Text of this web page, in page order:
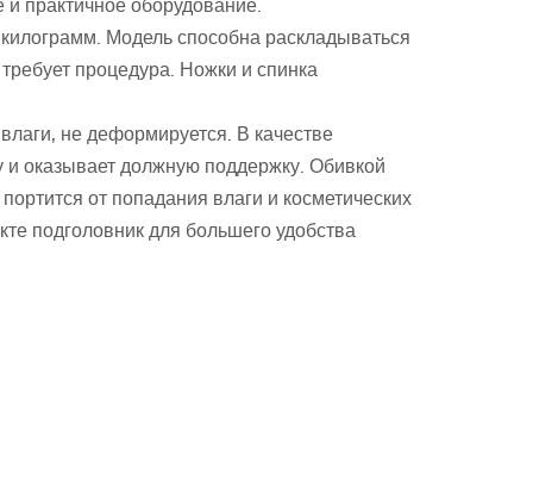
практичное оборудование.
Модель способна раскладываться
процедура. Ножки и спинка
не деформируется. В качестве
оказывает должную поддержку. Обивкой
от попадания влаги и косметических
подголовник для большего удобства